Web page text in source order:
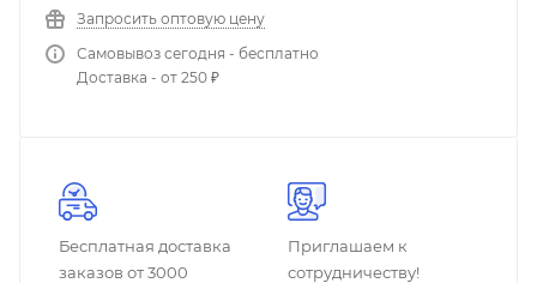
Запросить оптовую цену
Самовывоз сегодня - бесплатно
Доставка - от 250 ₽
Бесплатная доставка
заказов от 3000
Приглашаем к
сотрудничеству!